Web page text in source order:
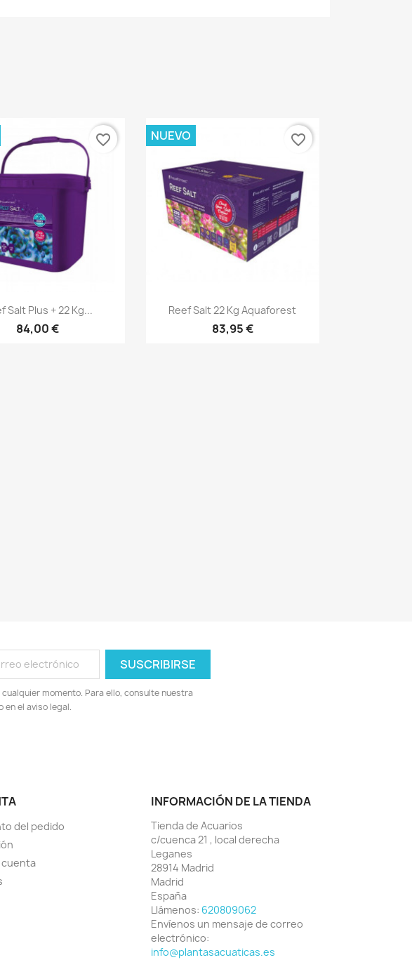
Vista rápida
Salt Plus + 22 Kg...
84,00 €
favorite_border
Vista rápida
Reef Salt 22 Kg Aquaforest
83,95 €
NUEVO favorite_border
momento. Para ello, consulte nuestra
el aviso legal.
del pedido
cuenta
INFORMACIÓN DE LA TIENDA
Tienda de Acuarios
c/cuenca 21 , local derecha
Leganes
28914 Madrid
Madrid
España
Llámenos: 620809062
Envíenos un mensaje de correo
electrónico:
info@plantasacuaticas.es